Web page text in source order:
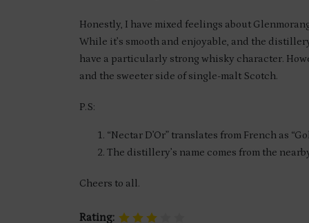
Honestly, I have mixed feelings about
While it’s smooth and enjoyable, and the
have a particularly strong whisky character.
and the sweeter side of single-malt Scotch.
P.S:
“Nectar D’Or” translates from French as
The distillery’s name comes from the
Cheers to all.
Rating: